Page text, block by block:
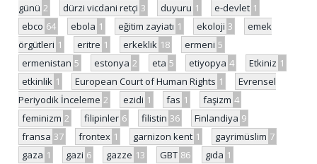
günü 2 dürzi vicdani retçi 3 duyuru 1 e-devlet 1
ebco 64 ebola 1 eğitim zayiatı 1 ekoloji 3
emek
örgütleri 1 eritre 1 erkeklik 18 ermeni 5
ermenistan 5 estonya 2 eta 5 etiyopya 4 Etkiniz 1
etkinlik 1 European Court of Human Rights 1
Evrensel
Periyodik İnceleme 2 ezidi 1 fas 1 faşizm 4
feminizm 2 filipinler 6 filistin 36 Finlandiya 9
fransa 37 frontex 1 garnizon kent 1 gayrimüslim 7
gaza 1 gazi 6 gazze 13 GBT 86 gıda 1